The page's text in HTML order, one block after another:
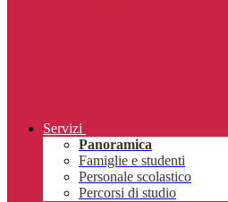
Servizi
Panoramica
Famiglie e studenti
Personale scolastico
Percorsi di studio